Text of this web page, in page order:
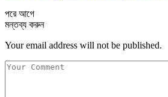
পরেআগে
মন্তব্য করুন
Your email address will not be published.